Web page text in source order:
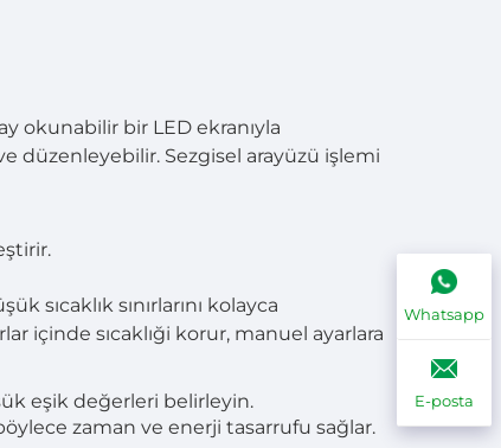
okunabilir bir LED ekranıyla
düzenleyebilir. Sezgisel arayüzü işlemi
sıcaklık sınırlarını kolayca
içinde sıcaklıği korur, manuel ayarlara
eşik değerleri belirleyin.
zaman ve enerji tasarrufu sağlar.
Whatsapp
E-posta